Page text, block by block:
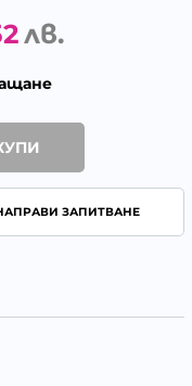
лв.
ЗАПИТВАНЕ